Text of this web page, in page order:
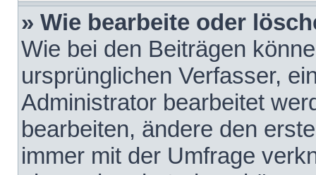
» Wie bearbeite oder
Wie bei den Beiträgen
ursprünglichen Verfasser,
Administrator bearbeitet
bearbeiten, ändere den
immer mit der Umfrage